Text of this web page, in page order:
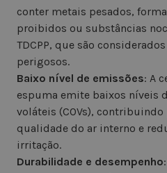
conter metais pesados,
proibidos ou substâncias
TDCPP, que são
perigosos.
Baixo nível de emissões: A
espuma emite baixos níveis
voláteis (COVs),
qualidade do ar interno e
irritação.
Durabilidade e desempenho